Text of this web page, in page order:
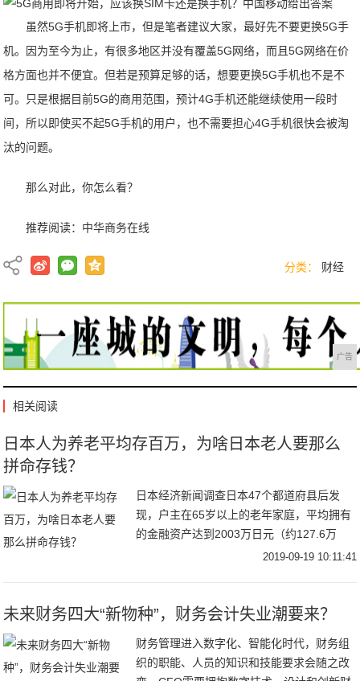
虽然5G手机即将上市，但是笔者建议大家，最好先不要更换5G手
机。因为至今为止，有很多地区并没有覆盖5G网络，而且5G网络在价
格方面也并不便宜。但若是预算足够的话，想要更换5G手机也不是不
可。只是根据目前5G的商用范围，预计4G手机还能继续使用一段时
间，所以即使买不起5G手机的用户，也不需要担心4G手机很快会被淘
汰的问题。
那么对此，你怎么看？
推荐阅读： 中华商务在线
分类： 财经
广告
相关阅读
日本人为养老平均存百万，为啥日本老人要那么
拼命存钱？
日本经济新闻调查日本47个都道府县后发
现，户主在65岁以上的老年家庭，平均拥有
的金融资产达到2003万日元（约127.6万
CNY）。其中东京都地区老年家庭平均拥有
2019-09-19 10:11:41
未来财务四大“新物种”，财务会计失业潮要来？
财务管理进入数字化、智能化时代，财务组
织的职能、人员的知识和技能要求会随之改